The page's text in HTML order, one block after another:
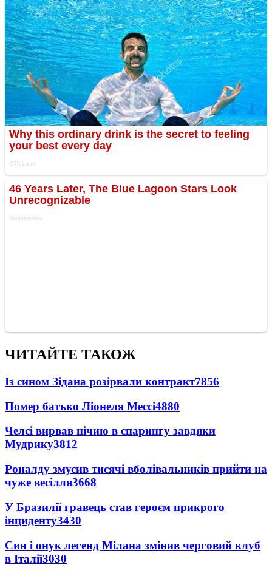
ЧИТАЙТЕ ТАКОЖ
Із сином Зідана розірвали контракт7856
Помер батько Ліонеля Мессі4880
Челсі вирвав нічию в спарингу завдяки
Мудрику3812
Роналду змусив тисячі вболівальників прийти на
чуже весілля3668
У Бразилії гравець став героєм прикрого
інциденту3430
Син і онук легенд Мілана змінив черговий клуб
в Італії3030